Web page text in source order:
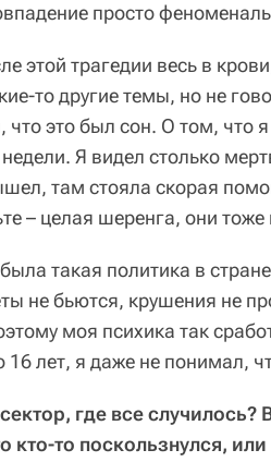
просто
этой трагедии весь в
то другие темы, но не
это был сон. О том, что
Я видел столько
там стояла скорая
– целая шеренга, они
такая политика в
не бьются, крушения не
моя психика так
лет, я даже не понимал,
где все случилось?
кто-то поскользнулся,